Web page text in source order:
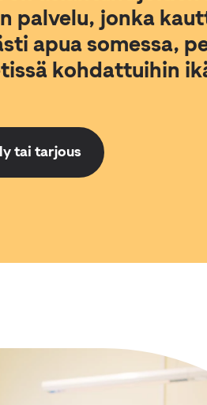
palvelu, jonka
apua somessa,
kohdattuihin
tai tarjous